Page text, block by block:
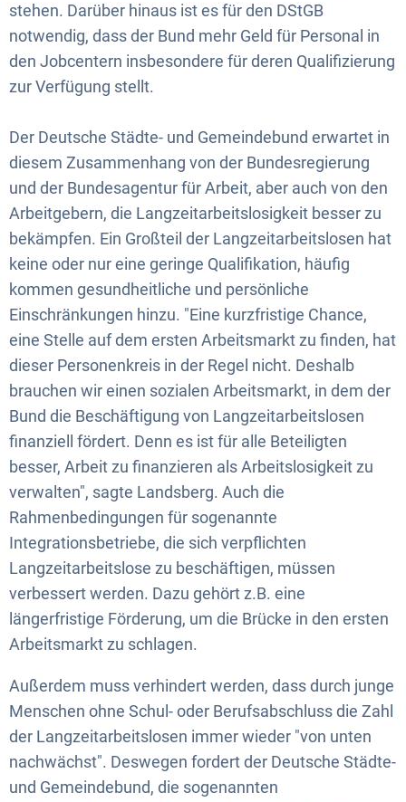
stehen. Darüber hinaus ist es für den DStGB
notwendig, dass der Bund mehr Geld für Personal in
den Jobcentern insbesondere für deren Qualifizierung
zur Verfügung stellt.
Der Deutsche Städte- und Gemeindebund erwartet in
diesem Zusammenhang von der Bundesregierung
und der Bundesagentur für Arbeit, aber auch von den
Arbeitgebern, die Langzeitarbeitslosigkeit besser zu
bekämpfen. Ein Großteil der Langzeitarbeitslosen hat
keine oder nur eine geringe Qualifikation, häufig
kommen gesundheitliche und persönliche
Einschränkungen hinzu. "Eine kurzfristige Chance,
eine Stelle auf dem ersten Arbeitsmarkt zu finden, hat
dieser Personenkreis in der Regel nicht. Deshalb
brauchen wir einen sozialen Arbeitsmarkt, in dem der
Bund die Beschäftigung von Langzeitarbeitslosen
finanziell fördert. Denn es ist für alle Beteiligten
besser, Arbeit zu finanzieren als Arbeitslosigkeit zu
verwalten", sagte Landsberg. Auch die
Rahmenbedingungen für sogenannte
Integrationsbetriebe, die sich verpflichten
Langzeitarbeitslose zu beschäftigen, müssen
verbessert werden. Dazu gehört z.B. eine
längerfristige Förderung, um die Brücke in den ersten
Arbeitsmarkt zu schlagen.
Außerdem muss verhindert werden, dass durch junge
Menschen ohne Schul- oder Berufsabschluss die Zahl
der Langzeitarbeitslosen immer wieder "von unten
nachwächst". Deswegen fordert der Deutsche Städte-
und Gemeindebund, die sogenannten